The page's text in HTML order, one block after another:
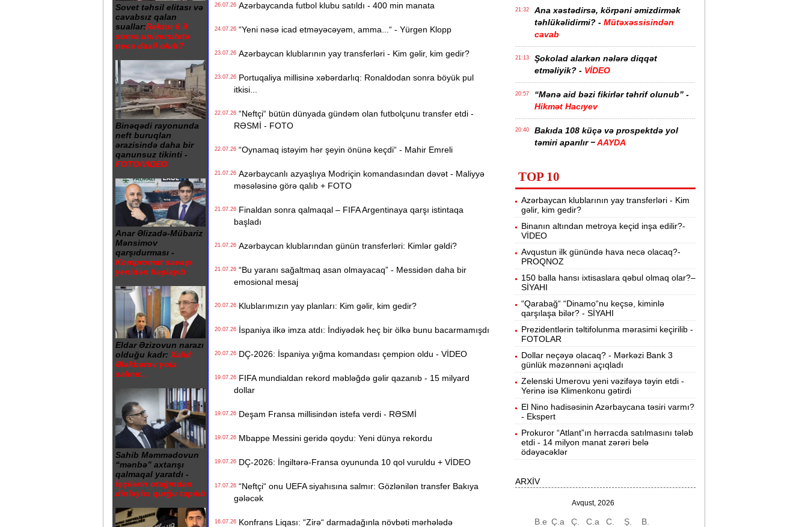
Sovet təhsil elitası və
cavabsız qalan
suallar:Rektor 6 il
sonra universitetə
necə daxil olub?
Binəqədi rayonunda
neft buruqları
ərazisində daha bir
qanunsuz tikinti -
FOTO/VİDEO
Anar Əlizadə-Mübariz
Mənsimov
qarşıdurması -
Kompromat savaşı
yenidən başlayıb
Eldar Əzizovun narazı
olduğu kadr: Xalid
Ələkbərov yola
salınır...
Sahib Məmmədovun
“mənbə” axtarışı
qalmaqal yaratdı -
İşçilərin otağından
dinləyici qurğu tapılıb
26.07.26Azərbaycanda futbol klubu satıldı - 400 min manata
24.07.26“Yeni nəsə icad etməyəcəyəm, amma...“ - Yürgen Klopp
23.07.26Azərbaycan klublarının yay transferləri - Kim gəlir, kim gedir?
23.07.26Portuqaliya millisinə xəbərdarlıq: Ronaldodan sonra böyük pul
itkisi...
22.07.26“Neftçi“ bütün dünyada gündəm olan futbolçunu transfer etdi -
RƏSMİ - FOTO
22.07.26“Oynamaq istəyim hər şeyin önünə keçdi“ - Mahir Emreli
21.07.26Azərbaycanlı azyaşlıya Modriçin komandasından dəvət - Maliyyə
məsələsinə görə qalıb + FOTO
21.07.26Finaldan sonra qalmaqal – FIFA Argentinaya qarşı istintaqa
başladı
21.07.26Azərbaycan klublarından günün transferləri: Kimlər gəldi?
21.07.26“Bu yaranı sağaltmaq asan olmayacaq” - Messidən daha bir
emosional mesaj
20.07.26Klublarımızın yay planları: Kim gəlir, kim gedir?
20.07.26İspaniya ilkə imza atdı: İndiyədək heç bir ölkə bunu bacarmamışdı
20.07.26DÇ-2026: İspaniya yığma komandası çempion oldu - VİDEO
19.07.26FIFA mundialdan rekord məbləğdə gəlir qazanıb - 15 milyard
dollar
19.07.26Deşam Fransa millisindən istefa verdi - RƏSMİ
19.07.26Mbappe Messini geridə qoydu: Yeni dünya rekordu
19.07.26DÇ-2026: İngiltərə-Fransa oyununda 10 qol vuruldu + VİDEO
17.07.26“Neftçi“ onu UEFA siyahısına salmır: Gözlənilən transfer Bakıya
gələcək
16.07.26Konfrans Liqası: “Zirə“ darmadağınla növbəti mərhələdə
21:32
Ana xəstədirsə, körpəni əmizdirmək
təhlükəlidirmi? - Mütəxəssisindən
cavab
21:13
Şokolad alarkən nələrə diqqət
etməliyik? - VİDEO
20:57
“Mənə aid bəzi fikirlər təhrif olunub” -
Hikmət Hacıyev
20:40
Bakıda 108 küçə və prospektdə yol
təmiri aparılır −AAYDA
fəsadlar törədə bilər -
20:06
Müharibədə 3 400-dən çox iranlı və 18
ABŞ hərbçisi həlak olub -
19:48 BMT-dən dəhşətli xəbərdarlıq -
milyon insan ac qala bilər
19:31
“Wildberries” anbar tutumunun üçdə
birini itirib -
19:16
“Sea Breeze“də mənzil qiymətləri necə
dəyişir? -Qiymətlər
19:00 Bakıda ticarət mərkəzində FACİƏ:liftin
şaxtasına düşüb öldü
18:41 Pentaqondan kritik addım:Rusiya və
Çinə qarşı yeni plan
18:22
Naxçıvan Şəhər Poliklinikasında tibbi
arayış 60-80 manata satılır? -VİDEO
18:05
Kolleclərdə ən yüksək təhsil haqqı
"Yəhudi David Seliverstov" Kazım
Abbasov çıxdı! -Bir dələduzla bağlı
TOP 10
Azərbaycan klublarının yay transferləri - Kim
gəlir, kim gedir?
Binanın altından metroya keçid inşa edilir?-
VİDEO
Avqustun ilk günündə hava necə olacaq?-
PROQNOZ
150 balla hansı ixtisaslara qəbul olmaq olar?–
SİYAHI
“Qarabağ“ “Dinamo“nu keçsə, kiminlə
qarşılaşa bilər? - SİYAHI
Prezidentlərin təltifolunma mərasimi keçirilib -
FOTOLAR
Dollar neçəyə olacaq? - Mərkəzi Bank 3
günlük məzənnəni açıqladı
Zelenski Umerovu yeni vəzifəyə təyin etdi -
Yerinə isə Klimenkonu gətirdi
El Nino hadisəsinin Azərbaycana təsiri varmı?
- Ekspert
Prokuror “Atlant”ın hərracda satılmasını tələb
etdi - 14 milyon manat zərəri belə
ödəyəcəklər
ARXİV
Avqust, 2026
B.e Ç.a Ç. C.a C. Ş. B.